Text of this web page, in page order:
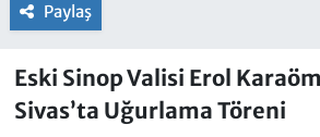
Paylaş
Eski Sinop Valisi Erol
Sivas’ta Uğurlama Töreni